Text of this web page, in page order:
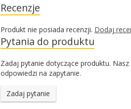
Recenzje
Produkt nie posiada recenzji. Dodaj
Pytania do produktu
Zadaj pytanie dotyczące produktu.
odpowiedzi na zapytanie.
Zadaj pytanie